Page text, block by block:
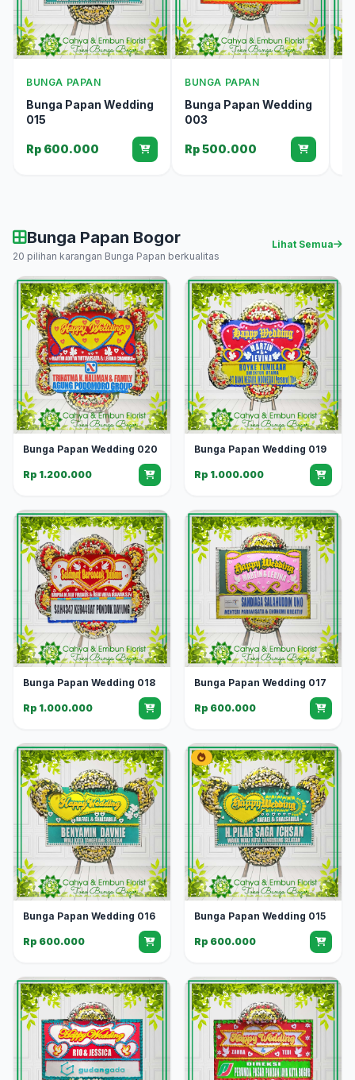
BUNGA PAPAN
Bunga Papan Wedding
015
Rp 600.000
BUNGA PAPAN
Bunga Papan Wedding
003
Rp 500.000
Bunga Papan Bogor
20 pilihan karangan Bunga Papan berkualitas
Lihat Semua
Bunga Papan Wedding 020
Rp 1.200.000
Bunga Papan Wedding 019
Rp 1.000.000
Bunga Papan Wedding 018
Rp 1.000.000
Bunga Papan Wedding 017
Rp 600.000
Bunga Papan Wedding 016
Rp 600.000
Bunga Papan Wedding 015
Rp 600.000